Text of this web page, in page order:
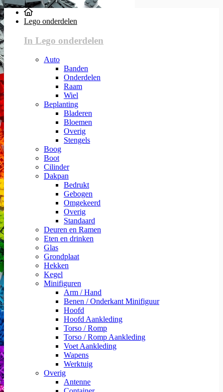
Lego onderdelen
In Lego onderdelen
Auto
Banden
Onderdelen
Raam
Wiel
Beplanting
Bladeren
Bloemen
Overig
Stengels
Boog
Boot
Cilinder
Dakpan
Bedrukt
Gebogen
Omgekeerd
Overig
Standaard
Deuren en Ramen
Eten en drinken
Glas
Grondplaat
Hekken
Kegel
Minifiguren
Arm / Hand
Benen / Onderkant Minifiguur
Hoofd
Hoofd Aankleding
Torso / Romp
Torso / Romp Aankleding
Voet Aankleding
Wapens
Werktuig
Overig
Antenne